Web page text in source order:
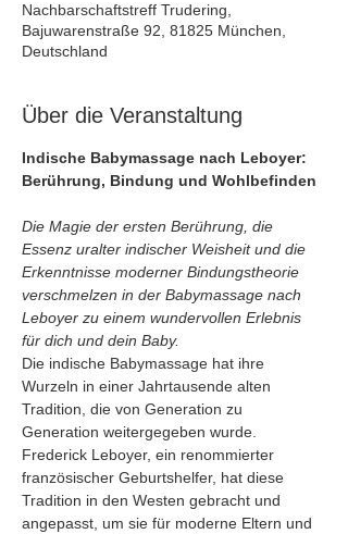
Nachbarschaftstreff Trudering,
Bajuwarenstraße 92, 81825 München,
Deutschland
Über die Veranstaltung
Indische Babymassage nach Leboyer:
Berührung, Bindung und Wohlbefinden
Die Magie der ersten Berührung, die
Essenz uralter indischer Weisheit und die
Erkenntnisse moderner Bindungstheorie
verschmelzen in der Babymassage nach
Leboyer zu einem wundervollen Erlebnis
für dich und dein Baby.
Die indische Babymassage hat ihre
Wurzeln in einer Jahrtausende alten
Tradition, die von Generation zu
Generation weitergegeben wurde.
Frederick Leboyer, ein renommierter
französischer Geburtshelfer, hat diese
Tradition in den Westen gebracht und
angepasst, um sie für moderne Eltern und